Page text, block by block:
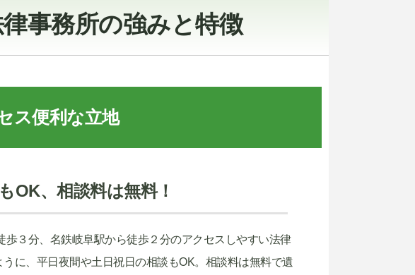
事務所の強みと特徴
ス便利な立地
OK、相談料は無料！
３分、名鉄岐阜駅から徒歩２分のアクセスしやすい法律
に、平日夜間や土日祝日の相談もOK。相談料は無料で遺